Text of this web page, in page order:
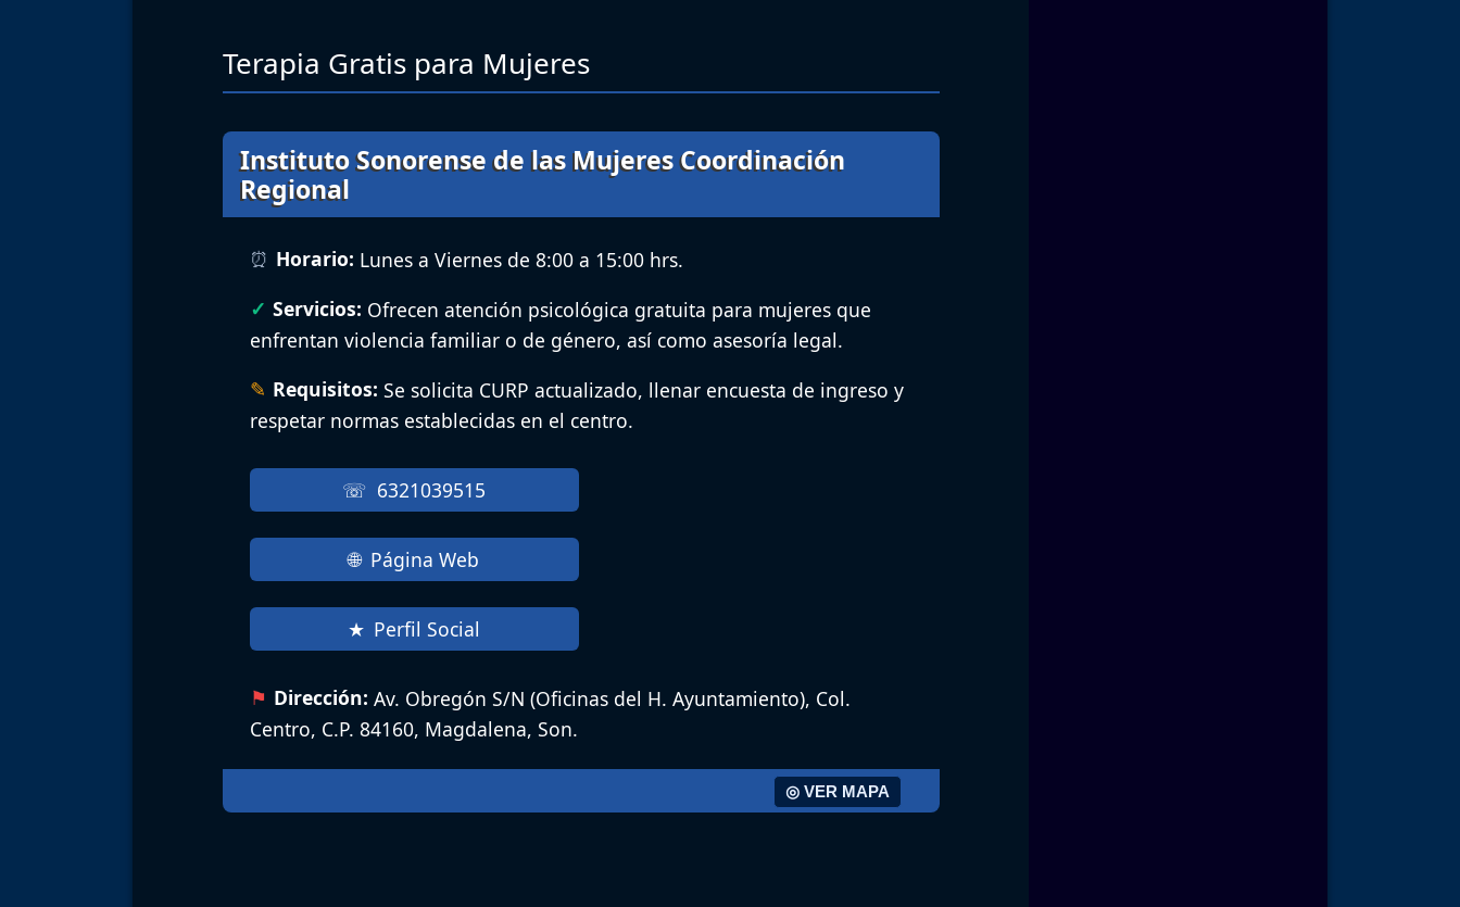
Terapia Gratis para Mujeres
Instituto Sonorense de las Mujeres Coordinación
Regional
Horario: Lunes a Viernes de 8:00 a 15:00 hrs.
Servicios: Ofrecen atención psicológica gratuita para mujeres que
enfrentan violencia familiar o de género, así como asesoría legal.
Requisitos: Se solicita CURP actualizado, llenar encuesta de ingreso y
respetar normas establecidas en el centro.
6321039515
Página Web
Perfil Social
Dirección: Av. Obregón S/N (Oficinas del H. Ayuntamiento), Col.
Centro, C.P. 84160, Magdalena, Son.
◎ VER MAPA